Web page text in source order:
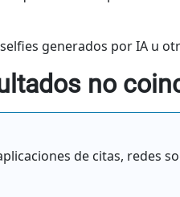
generados por IA u
no
de citas, redes